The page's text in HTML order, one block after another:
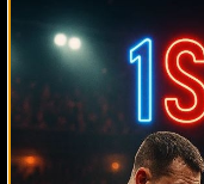
Прямой эфир
24.01.2026